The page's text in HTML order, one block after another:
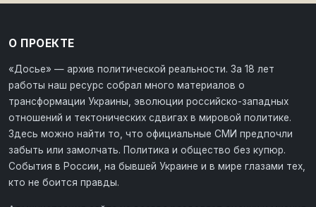
О ПРОЕКТЕ
«Досье» — архив политической реальности. За 18 лет
работы наш ресурс собрал много материалов о
трансформации Украины, эволюции российско-западных
отношений и тектонических сдвигах в мировой политике.
Здесь можно найти то, что официальные СМИ предпочли
забыть или замолчать. Политика и общество без купюр.
События в России, на бывшей Украине и в мире глазами тех,
кто не боится правды.